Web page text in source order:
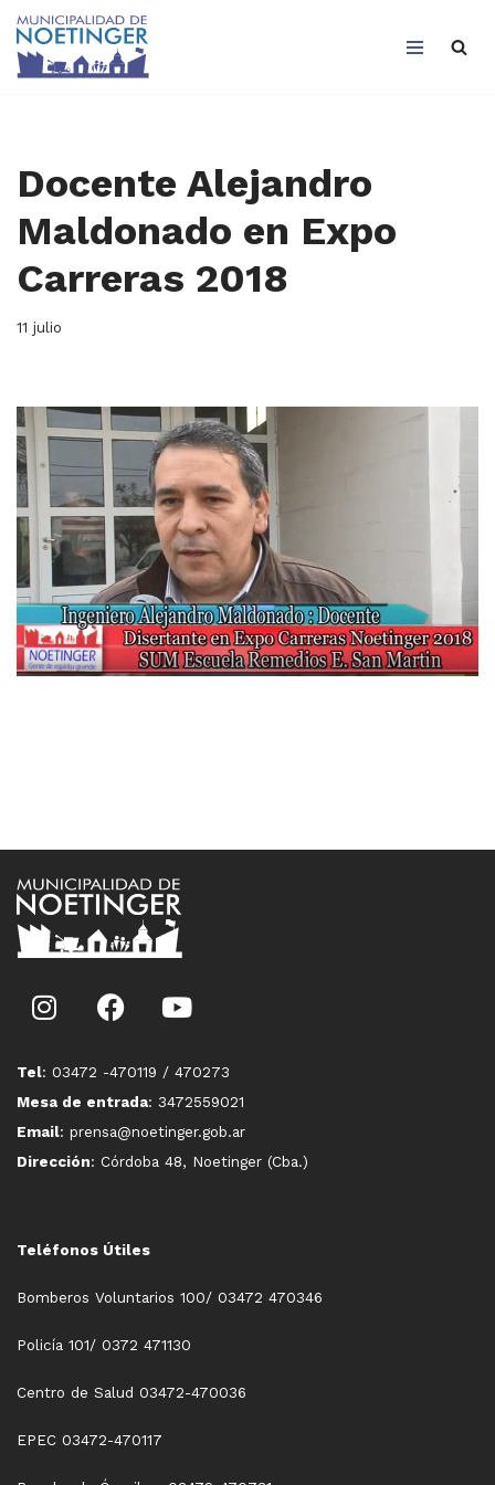
Saltar
Docente Alejandro
Maldonado en Expo
Carreras 2018
11 julio
Tel: 03472 -470119 / 470273
Mesa de entrada: 3472559021
Email: prensa@noetinger.gob.ar
Dirección: Córdoba 48, Noetinger (Cba.)
Teléfonos Útiles
Bomberos Voluntarios 100/ 03472 470346
Policía 101/ 0372 471130
Centro de Salud 03472-470036
EPEC 03472-470117